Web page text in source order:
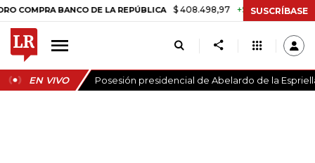
BANCO DE LA REPÚBLICA $ 408.498,97 +$ 8.753,81 +2,19%
SUSCRÍBASE
EN VIVO Posesión presidencial de Abelardo de la